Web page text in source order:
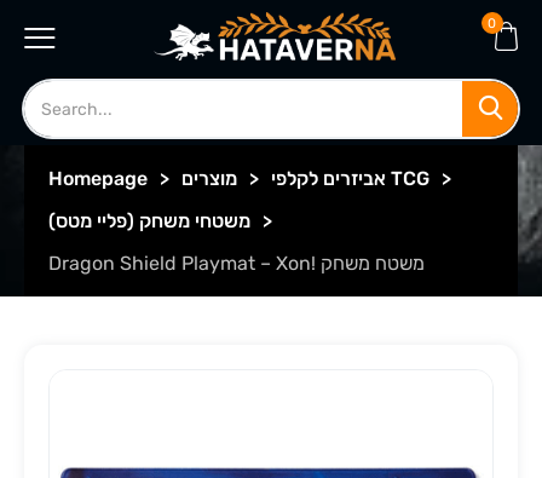
0
Homepage > מוצרים > אביזרים לקלפי TCG >
משטחי משחק (פליי מטס) >
Dragon Shield Playmat – Xon! משטח משחק